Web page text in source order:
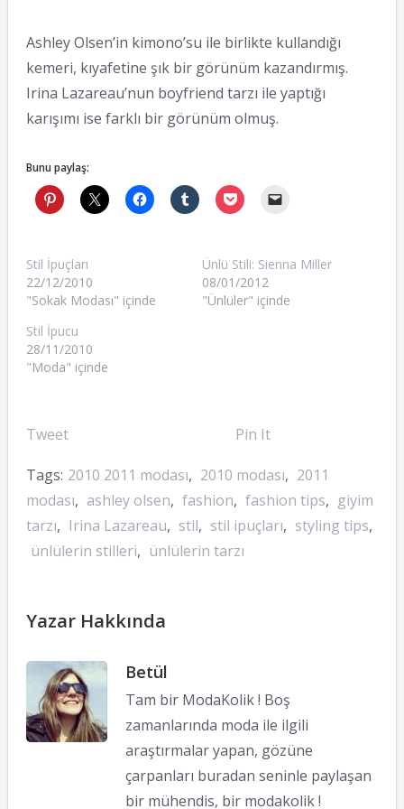
Ashley Olsen’in kimono’su ile birlikte kullandığı
kemeri, kıyafetine şık bir görünüm kazandırmış.
Irina Lazareau’nun boyfriend tarzı ile yaptığı
karışımı ise farklı bir görünüm olmuş.
Bunu paylaş:
Stil İpuçları
22/12/2010
"Sokak Modası" içinde
Ünlü Stili: Sienna Miller
08/01/2012
"Ünlüler" içinde
Stil İpucu
28/11/2010
"Moda" içinde
Tweet Pin It
Tags: 2010 2011 modası, 2010 modası, 2011
modası, ashley olsen, fashion, fashion tips, giyim
tarzı, Irina Lazareau, stil, stil ipuçları, styling tips,
ünlülerin stilleri, ünlülerin tarzı
Yazar Hakkında
Betül
Tam bir ModaKolik ! Boş
zamanlarında moda ile ilgili
araştırmalar yapan, gözüne
çarpanları buradan seninle paylaşan
bir mühendis, bir modakolik !